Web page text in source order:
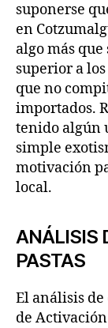
suponerse
en
algo más
superior a
que no
importados.
tenido algún
simple
motivación
local.
ANÁLISIS
PASTAS
El análisis
de